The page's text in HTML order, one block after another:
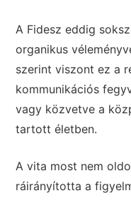
A Fidesz eddig
organikus
szerint viszont ez a
kommunikációs
vagy közvetve a
tartott életben.
A vita most nem
ráirányította a